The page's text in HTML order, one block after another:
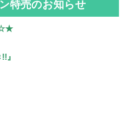
特売のお知らせ
』